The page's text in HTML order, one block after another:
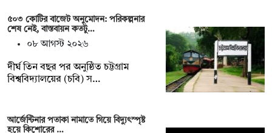
৫০৩ কোটির বাজেট অনুমোদন: পরিকল্পনার
শেষ নেই, বাস্তবায়ন কতটু…
০৮ আগস্ট ২০২৬
দীর্ঘ তিন বছর পর অনুষ্ঠিত চট্টগ্রাম
বিশ্ববিদ্যালয়ের (চবি) স…
আর্জেন্টিনার পতাকা নামাতে গিয়ে বিদ্যুৎস্পৃষ্ট
হয়ে কিশোরের …